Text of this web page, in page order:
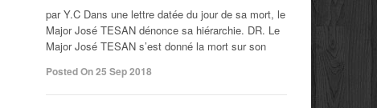
par Y.C Dans une lettre datée du jour de sa mort, le
Major José TESAN dénonce sa hiérarchie. DR. Le
Major José TESAN s’est donné la mort sur son
Posted On 25 Sep 2018